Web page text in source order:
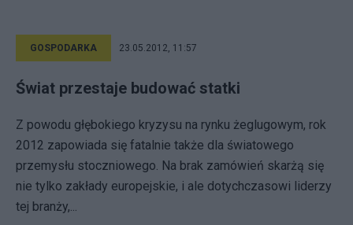
GOSPODARKA 23.05.2012, 11:57
Świat przestaje budować statki
Z powodu głębokiego kryzysu na rynku żeglugowym, rok
2012 zapowiada się fatalnie także dla światowego
przemysłu stoczniowego. Na brak zamówień skarżą się
nie tylko zakłady europejskie, i ale dotychczasowi liderzy
tej branży,...